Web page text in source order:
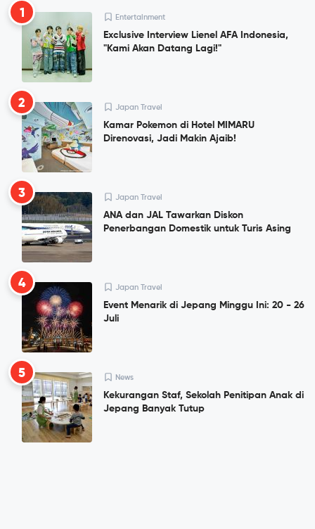
1 Entertainment
Exclusive Interview Lienel AFA Indonesia,
"Kami Akan Datang Lagi!"
2 Japan Travel
Kamar Pokemon di Hotel MIMARU
Direnovasi, Jadi Makin Ajaib!
3 Japan Travel
ANA dan JAL Tawarkan Diskon
Penerbangan Domestik untuk Turis Asing
4 Japan Travel
Event Menarik di Jepang Minggu Ini: 20 - 26
Juli
5 News
Kekurangan Staf, Sekolah Penitipan Anak di
Jepang Banyak Tutup